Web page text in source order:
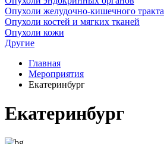
Опухоли желудочно-кишечного тракта
Опухоли костей и мягких тканей
Опухоли кожи
Другие
Главная
Мероприятия
Екатеринбург
Екатеринбург